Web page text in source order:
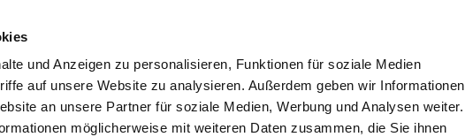
und Anzeigen zu personalisieren, Funktionen für soziale Medien
auf unsere Website zu analysieren. Außerdem geben wir Informationen
an unsere Partner für soziale Medien, Werbung und Analysen weiter.
möglicherweise mit weiteren Daten zusammen, die Sie ihnen